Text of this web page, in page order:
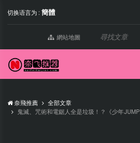
切换语言为 : 簡體
網站地圖
奈飛推薦
全部文章
鬼滅、咒術和電鋸人全是垃圾！？《少年